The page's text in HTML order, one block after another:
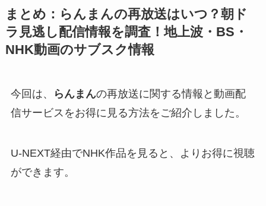
まとめ：らんまんの再放送はいつ？朝ド
ラ見逃し配信情報を調査！地上波・BS・
NHK動画のサブスク情報
今回は、 らんまんの再放送に関する情報と動画配
信サービスをお得に見る方法をご紹介しました。
U-NEXT経由でNHK作品を見ると、よりお得に視聴
ができます。